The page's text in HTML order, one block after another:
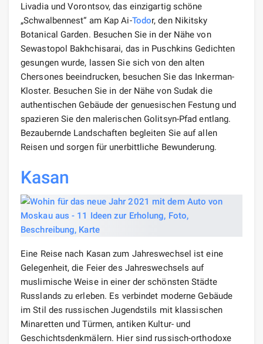
Livadia und Vorontsov, das einzigartig schöne
„Schwalbennest“ am Kap Ai-Todor, den Nikitsky
Botanical Garden. Besuchen Sie in der Nähe von
Sewastopol Bakhchisarai, das in Puschkins Gedichten
gesungen wurde, lassen Sie sich von den alten
Chersones beeindrucken, besuchen Sie das Inkerman-
Kloster. Besuchen Sie in der Nähe von Sudak die
authentischen Gebäude der genuesischen Festung und
spazieren Sie den malerischen Golitsyn-Pfad entlang.
Bezaubernde Landschaften begleiten Sie auf allen
Reisen und sorgen für unerbittliche Bewunderung.
Kasan
Eine Reise nach Kasan zum Jahreswechsel ist eine
Gelegenheit, die Feier des Jahreswechsels auf
muslimische Weise in einer der schönsten Städte
Russlands zu erleben. Es verbindet moderne Gebäude
im Stil des russischen Jugendstils mit klassischen
Minaretten und Türmen, antiken Kultur- und
Geschichtsdenkmälern. Hier sind russisch-orthodoxe